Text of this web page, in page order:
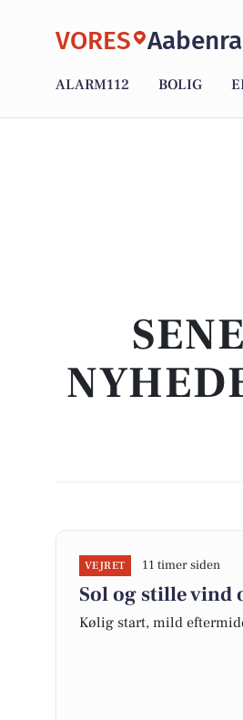
VORES
ALARM112 BOLIG
VEJRET 11 timer siden
Sol og stille vind
Kølig start, mild